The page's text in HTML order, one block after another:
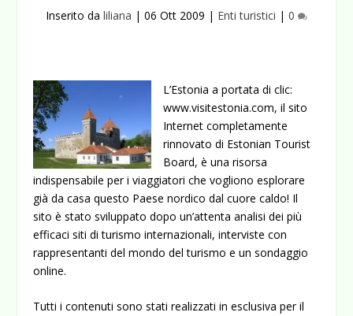
Inserito da liliana | 06 Ott 2009 | Enti turistici | 0
L’Estonia a portata di clic:
www.visitestonia.com, il sito
Internet completamente
rinnovato di Estonian Tourist
Board, è una risorsa
indispensabile per i viaggiatori che vogliono esplorare
già da casa questo Paese nordico dal cuore caldo! Il
sito è stato sviluppato dopo un’attenta analisi dei più
efficaci siti di turismo internazionali, interviste con
rappresentanti del mondo del turismo e un sondaggio
online.
Tutti i contenuti sono stati realizzati in esclusiva per il